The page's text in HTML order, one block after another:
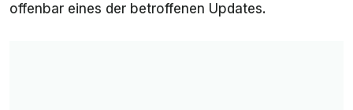
offenbar eines der betroffenen Updates.